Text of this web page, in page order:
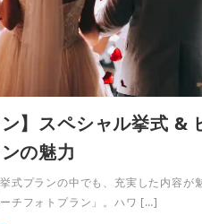
ン】スペシャル挙式 &
の魅力
式プランの中でも、充実した内容が
チフォトプラン」。ハワ […]